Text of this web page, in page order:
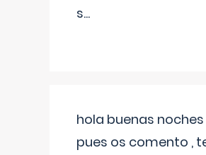
s...
hola buenas noches
pues os comento ,